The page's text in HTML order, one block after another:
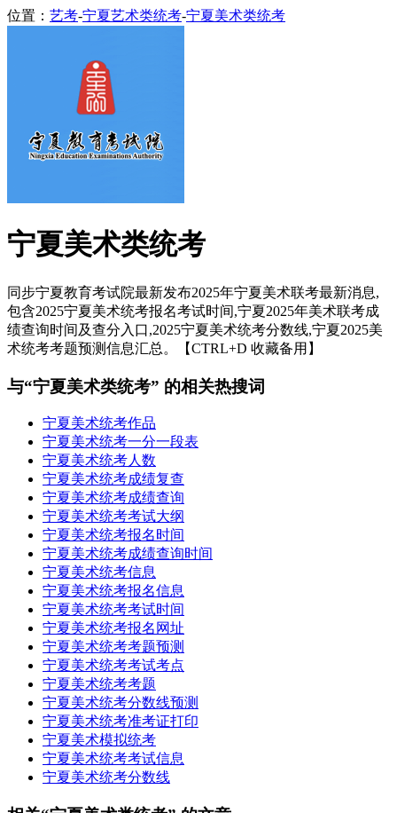
位置： 艺考-宁夏艺术类统考-宁夏美术类统考
宁夏美术类统考
同步宁夏教育考试院最新发布2025年宁夏美术联考最新消息,
包含2025宁夏美术统考报名考试时间,宁夏2025年美术联考成
绩查询时间及查分入口,2025宁夏美术统考分数线,宁夏2025美
术统考考题预测信息汇总。【CTRL+D 收藏备用】
与“宁夏美术类统考” 的相关热搜词
宁夏美术统考作品
宁夏美术统考一分一段表
宁夏美术统考人数
宁夏美术统考成绩复查
宁夏美术统考成绩查询
宁夏美术统考考试大纲
宁夏美术统考报名时间
宁夏美术统考成绩查询时间
宁夏美术统考信息
宁夏美术统考报名信息
宁夏美术统考考试时间
宁夏美术统考报名网址
宁夏美术统考考题预测
宁夏美术统考考试考点
宁夏美术统考考题
宁夏美术统考分数线预测
宁夏美术统考准考证打印
宁夏美术模拟统考
宁夏美术统考考试信息
宁夏美术统考分数线